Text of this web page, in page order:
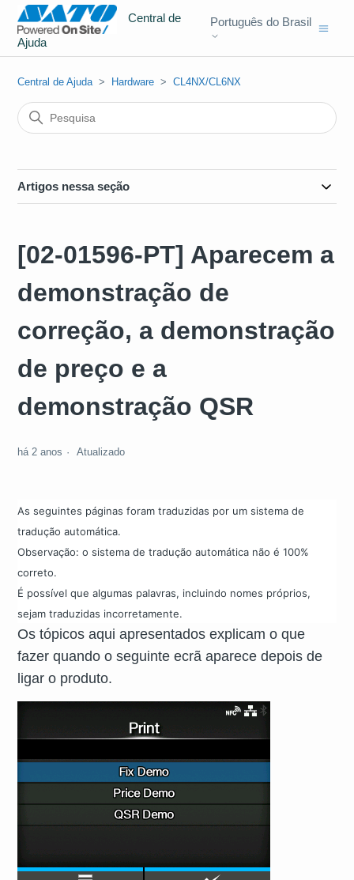
Central de
Ajuda
Português do Brasil
Central de Ajuda Hardware CL4NX/CL6NX
Artigos nessa seção
[02-01596-PT] Aparecem a
demonstração de
correção, a demonstração
de preço e a
demonstração QSR
há 2 anos Atualizado
As seguintes páginas foram traduzidas por um sistema de
tradução automática.
Observação: o sistema de tradução automática não é 100%
correto.
É possível que algumas palavras, incluindo nomes próprios,
sejam traduzidas incorretamente.
Os tópicos aqui apresentados explicam o que
fazer quando o seguinte ecrã aparece depois de
ligar o produto.